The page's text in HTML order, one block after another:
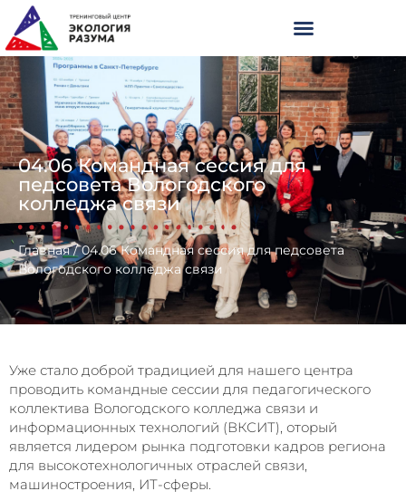
04.06 Командная сессия для
педсовета Вологодского
колледжа связи
Главная/04.06 Командная сессия для педсовета
Вологодского колледжа связи
Уже стало доброй традицией для нашего центра
проводить командные сессии для педагогического
коллектива Вологодского колледжа связи и
информационных технологий (ВКСИТ), оторый
является лидером рынка подготовки кадров региона
для высокотехнологичных отраслей связи,
машиностроения, ИТ-сферы.